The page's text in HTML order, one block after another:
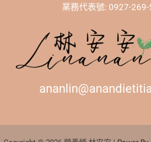
業務代表號: 0927-269-